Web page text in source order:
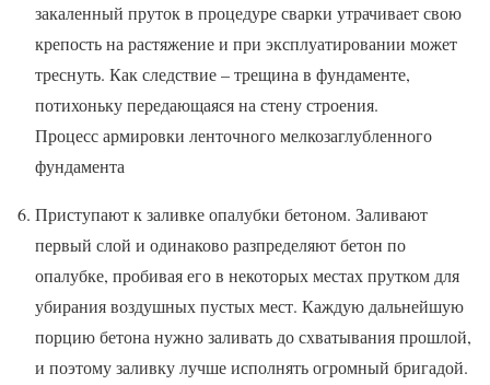
закаленный пруток в процедуре сварки утрачивает свою
крепость на растяжение и при эксплуатировании может
треснуть. Как следствие – трещина в фундаменте,
потихоньку передающаяся на стену строения.
Процесс армировки ленточного мелкозаглубленного
фундамента
Приступают к заливке опалубки бетоном. Заливают
первый слой и одинаково разпределяют бетон по
опалубке, пробивая его в некоторых местах прутком для
убирания воздушных пустых мест. Каждую дальнейшую
порцию бетона нужно заливать до схватывания прошлой,
и поэтому заливку лучше исполнять огромный бригадой.